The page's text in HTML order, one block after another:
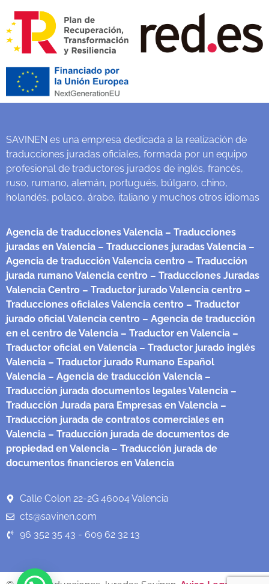
SAVINEN es una empresa dedicada a la realización de
traducciones juradas oficiales, formada por un equipo
profesional de traductores jurados de inglés, francés,
ruso, rumano, alemán, portugués, búlgaro, chino,
holandés, polaco, árabe, italiano y muchos otros idiomas
Agencia de traducciones Valencia – Traducciones
juradas en Valencia – Traducciones juradas Valencia –
Agencia de traducción Valencia centro – Traducción
jurada rumano Valencia centro – Traducciones Juradas
Valencia Centro – Traductor jurado Valencia centro –
Traducciones oficiales Valencia centro – Traductor
jurado oficial Valencia centro – Agencia de traducción
en el centro de Valencia – Traductor en Valencia –
Traductor oficial en Valencia – Traductor jurado inglés
Valencia – Traductor jurado Rumano Español
Valencia – Agencia de traducción Valencia –
Traducción jurada documentos legales Valencia –
Traducción Jurada para Empresas en Valencia –
Traducción jurada de contratos comerciales en
Valencia – Traducción jurada de documentos de
propiedad en Valencia – Traducción jurada de
documentos financieros en Valencia
Calle Colon 22-2G 46004 Valencia
cts@savinen.com
96 352 35 43 - 609 62 32 13